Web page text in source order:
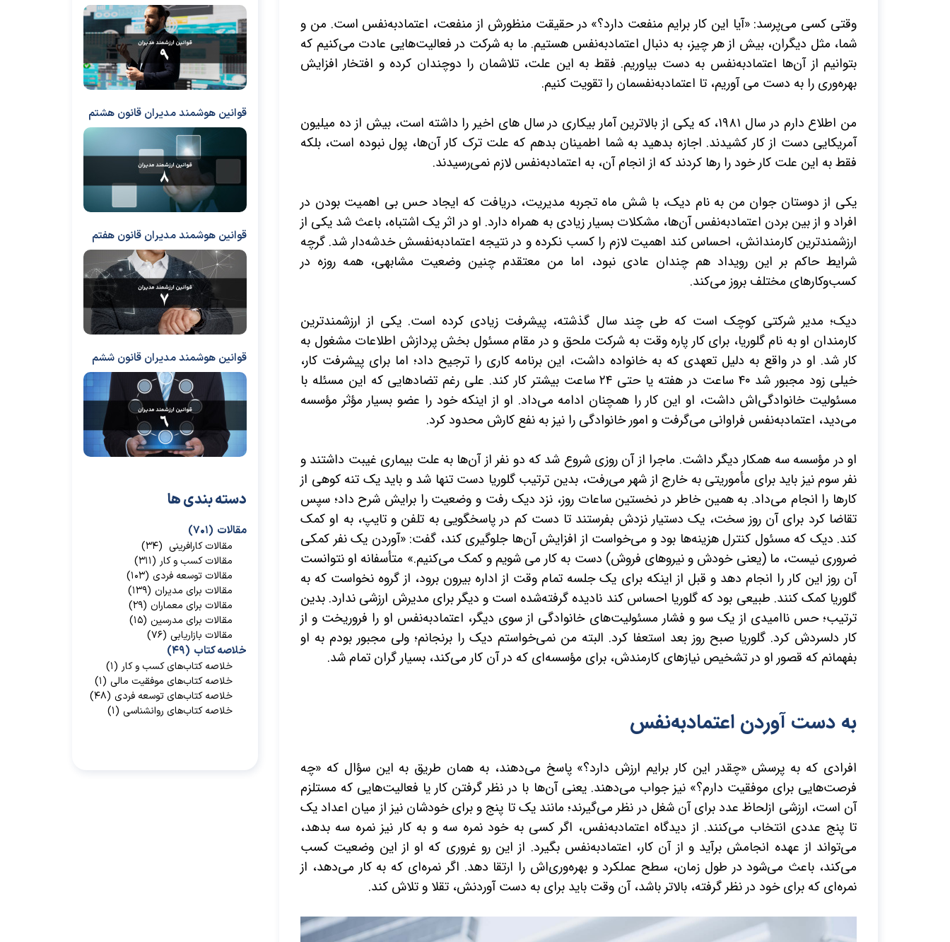
وقتی کسی می‌پرسد: «آیا این کار برایم منفعت دارد؟» در حقیقت منظورش از منفعت، اعتمادبه‌نفس است. من و
شما، مثل دیگران، بیش از هر چیز، به دنبال اعتمادبه‌نفس هستیم. ما به شرکت در فعالیت‌هایی عادت می‌کنیم که
بتوانیم از آن‌ها اعتمادبه‌نفس به دست بیاوریم. فقط به این علت، تلاشمان را دوچندان کرده و افتخار افزایش
بهره‌وری را به دست می آوریم، تا اعتمادبه‌نفسمان را تقویت کنیم.
من اطلاع دارم در سال ۱۹۸۱، که یکی از بالاترین آمار بیکاری در سال های اخیر را داشته است، بیش از ده میلیون
آمریکایی دست از کار کشیدند. اجازه بدهید به شما اطمینان بدهم که علت ترک کار آن‌ها، پول نبوده است، بلکه
فقط به این علت کار خود را رها کردند که از انجام آن، به اعتمادبه‌نفس لازم نمی‌رسیدند.
یکی از دوستان جوان من به نام دیک، با شش ماه تجربه مدیریت، دریافت که ایجاد حس بی اهمیت بودن در
افراد و از بین بردن اعتمادبه‌نفس آن‌ها، مشکلات بسیار زیادی به همراه دارد. او در اثر یک اشتباه، باعث شد یکی از
ارزشمندترین کارمندانش، احساس کند اهمیت لازم را کسب نکرده و در نتیجه اعتمادبه‌نفسش خدشه‌دار شد. گرچه
شرایط حاکم بر این رویداد هم چندان عادی نبود، اما من معتقدم چنین وضعیت مشابهی، همه روزه در
کسب‌وکارهای مختلف بروز می‌کند.
دیک؛ مدیر شرکتی کوچک است که طی چند سال گذشته، پیشرفت زیادی کرده است. یکی از ارزشمندترین
کارمندان او به نام گلوریا، برای کار پاره وقت به شرکت ملحق و در مقام مسئول بخش پردازش اطلاعات مشغول به
کار شد. او در واقع به دلیل تعهدی که به خانواده داشت، این برنامه کاری را ترجیح داد؛ اما برای پیشرفت کار،
خیلی زود مجبور شد ۴۰ ساعت در هفته یا حتی ۲۴ساعت بیشتر کار کند. علی رغم تضادهایی که این مسئله با
مسئولیت خانوادگی‌اش داشت، او این کار را همچنان ادامه می‌داد. او از اینکه خود را عضو بسیار مؤثر مؤسسه
می‌دید، اعتمادبه‌نفس فراوانی می‌گرفت و امور خانوادگی را نیز به نفع کارش محدود کرد.
او در مؤسسه سه همکار دیگر داشت. ماجرا از آن روزی شروع شد که دو نفر از آن‌ها به علت بیماری غیبت داشتند و
نفر سوم نیز باید برای مأموریتی به خارج از شهر می‌رفت، بدین ترتیب گلوریا دست تنها شد و باید یک تنه کوهی از
کارها را انجام می‌داد. به همین خاطر در نخستین ساعات روز، نزد دیک رفت و وضعیت را برایش شرح داد؛ سپس
تقاضا کرد برای آن روز سخت، یک دستیار نزدش بفرستند تا دست کم در پاسخگویی به تلفن و تایپ، به او کمک
کند. دیک که مسئول کنترل هزینه‌ها بود و می‌خواست از افزایش آن‌ها جلوگیری کند، گفت: «آوردن یک نفر کمکی
ضروری نیست، ما (یعنی خودش و نیروهای فروش) دست به کار می شویم و کمک می‌کنیم.» متأسفانه او نتوانست
آن روز این کار را انجام دهد و قبل از اینکه برای یک جلسه تمام وقت از اداره بیرون برود، از گروه نخواست که به
گلوریا کمک کنند. طبیعی بود که گلوریا احساس کند نادیده گرفته‌شده است و دیگر برای مدیرش ارزشی ندارد. بدین
ترتیب؛ حس ناامیدی از یک سو و فشار مسئولیت‌های خانوادگی از سوی دیگر، اعتمادبه‌نفس او را فروریخت و از
کار دلسردش کرد. گلوریا صبح روز بعد استعفا کرد. البته من نمی‌خواستم دیک را برنجانم؛ ولی مجبور بودم به او
بفهمانم که قصور او در تشخیص نیازهای کارمندش، برای مؤسسه‌ای که در آن کار می‌کند، بسیار گران تمام شد.
به دست آوردن اعتمادبه‌نفس
افرادی که به پرسش «چقدر این کار برایم ارزش دارد؟» پاسخ می‌دهند، به همان طریق به این سؤال که «چه
فرصت‌هایی برای موفقیت دارم؟» نیز جواب می‌دهند. یعنی آن‌ها با در نظر گرفتن کار یا فعالیت‌هایی که مستلزم
آن است، ارزشی ازلحاظ عدد برای آن شغل در نظر می‌گیرند؛ مانندیکتا پنج و برای خودشان نیز از میان اعداد یک
تاپنج عددی انتخاب می‌کنند. از دیدگاه اعتمادبه‌نفس، اگر کسی به خود نمره سه و به کار نیز نمره سه بدهد،
می‌تواند از عهده انجامش برآید و از آن کار، اعتمادبه‌نفس بگیرد. از این رو غروری که او از این وضعیت کسب
می‌کند، باعث می‌شود در طول زمان، سطح عملکرد و بهره‌وری‌اش را ارتقا دهد. اگر نمره‌ای که به کار می‌دهد، از
نمره‌ای که برای خود در نظر گرفته، بالاتر باشد، آن وقت باید برای به دست آوردنش، تقلا و تلاش کند.
مقالات (۷۰۱)
مقالات کارافرینی (۳۴)
مقالات کسب و کار (۳۱۱)
مقالات توسعه فردی (۱۰۳)
مقالات برای مدیران (۱۳۹)
مقالات برای معماران (۲۹)
مقالات برای مدرسین (۱۵)
مقالات بازاریابی (۷۶)
خلاصه کتاب (۴۹)
خلاصه کتاب‌‌های کسب و کار (۱)
خلاصه کتاب‌‌های موفقیت مالی (۱)
خلاصه کتاب‌های توسعه فردی (۴۸)
خلاصه کتاب‌های روانشناسی (۱)
دسته بندی ها
قوانین هوشمند مدیران قانون هشتم
قوانین هوشمند مدیران قانون هفتم
قوانین هوشمند مدیران قانون ششم